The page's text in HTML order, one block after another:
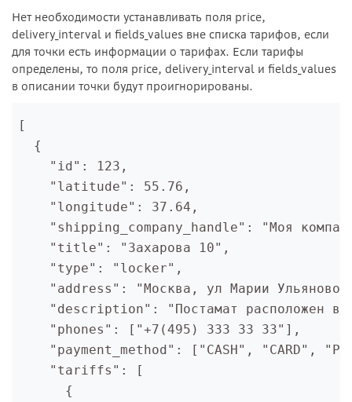
Нет необходимости устанавливать поля price,
delivery_interval и fields_values вне списка тарифов, если
для точки есть информации о тарифах. Если тарифы
определены, то поля price, delivery_interval и fields_values
в описании точки будут проигнорированы.
[
  {
    "id": 123,
    "latitude": 55.76,
    "longitude": 37.64,
"shipping_company_handle": "Моя
    "title": "Захарова 10",
    "type": "locker",
"address": "Москва, ул Марии Ульяновой
"description": "Постамат расположен в
    "phones": ["+7(495) 333 33 33"],
"payment_method": ["CASH", "CARD",
    "tariffs": [
      {